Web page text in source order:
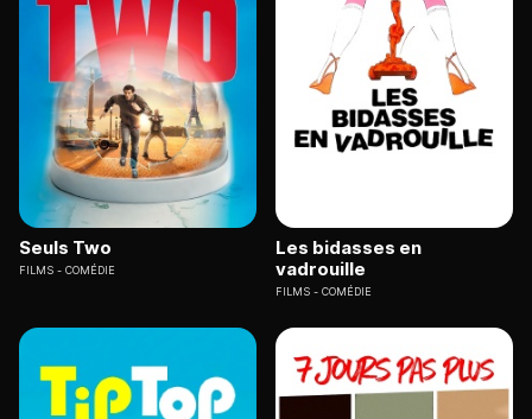
Seuls Two
FILMS COMÉDIE
Les bidasses en
vadrouille
FILMS COMÉDIE